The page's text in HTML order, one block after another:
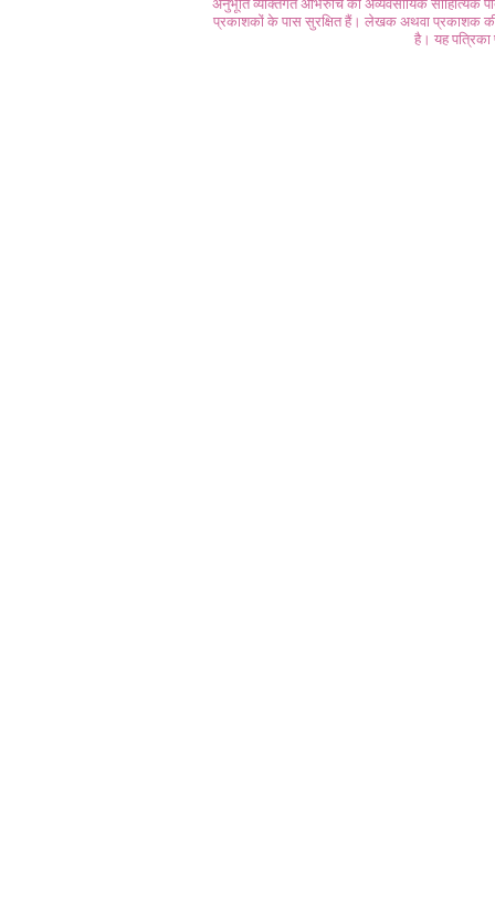
अनुभूति व्यक्तिगत अभिरुचि की अव्यवसायिक
प्रकाशकों के पास सुरक्षित हैं। लेखक अथवा प्रकाशक की
है। यह पत्रिका